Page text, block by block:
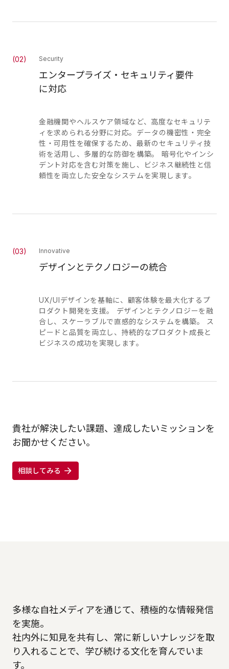
(02) Security
エンタープライズ・セキュリティ要件
に対応
金融機関やヘルスケア領域など、高度なセキュリテ
ィを求められる分野に対応。データの機密性・完全
性・可用性を確保するため、最新のセキュリティ技
術を活用し、多層的な防御を構築。 暗号化やインシ
デント対応を含む対策を施し、ビジネス継続性と信
頼性を両立した安全なシステムを実現します。
(03) Innovative
デザインとテクノロジーの統合
UX/UIデザインを基軸に、顧客体験を最大化するプ
ロダクト開発を支援。 デザインとテクノロジーを融
合し、スケーラブルで直感的なシステムを構築。 ス
ピードと品質を両立し、持続的なプロダクト成長と
ビジネスの成功を実現します。
貴社が解決したい課題、達成したいミッションを
お聞かせください。
相談してみる
多様な自社メディアを通じて、積極的な情報発信
を実施。
社内外に知見を共有し、常に新しいナレッジを取
り入れることで、学び続ける文化を育んでいま
す。